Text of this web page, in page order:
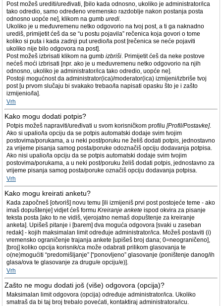
Post možeš urediti/uređivati, [bilo kada odnosno, ukoliko je administrator/ica
tako odredio, samo određeno vremensko razdoblje nakon postanja posta
odnosno uopće ne], klikom na gumb uredi.
Ukoliko je u međuvremenu netko odgovorio na tvoj post, a ti ga naknadno
urediš, primijetit ćeš da se “u postu pojavila” rečenica koja govori o tome
koliko si puta i kada zadnji put uredio/la post [rečenica se neće pojaviti
ukoliko nije bilo odgovora na post].
Post možeš izbrisati klikom na gumb izbriši. Primijetit ćeš da neke postove
nećeš moći izbrisati [npr. ako je u međuvremenu netko odgovorio na njih
odnosno, ukoliko je administrator/ica tako odredio, uopće ne].
Postoji mogućnost da administrator(ica)/moderator(ica) izmijeni/izbriše tvoj
post [u prvom slučaju bi svakako trebao/la napisati opasku što je i zašto
izmijenio/la].
Vrh
Kako mogu dodati potpis?
Potpis možeš napraviti/uređivati u svom korisničkom profilu [Profil/Postavke].
Ako si upalio/la opciju da se potpis automatski dodaje svim tvojim
postovima/porukama, a u neki post/poruku ne želiš dodati potpis, jednostavno
za vrijeme pisanja samog posta/poruke odoznačiš opciju dodavanja potpisa.
Ako nisi upalio/la opciju da se potpis automatski dodaje svim tvojim
postovima/porukama, a u neki post/poruku želiš dodati potpis, jednostavno za
vrijeme pisanja samog posta/poruke označiš opciju dodavanja potpisa.
Vrh
Kako mogu kreirati anketu?
Kada započneš [otvoriš] novu temu [ili izmijeniš prvi post postojeće teme - ako
imaš dopuštenje] vidjet ćeš formu Kreiranje ankete ispod okvira za pisanje
teksta posta [ako to ne vidiš, vjerojatno nemaš dopuštenje za kreiranje
anketa]. Upišeš pitanje i [barem] dva moguća odgovora [svaki u zaseban
redak] - kojih maksimalan limit određuje administrator/ica. Možeš postaviti (i)
vremensko ograničenje trajanja ankete [upišeš broj dana; 0=neograničeno],
[broj] koliko opcija korisnik/ca može odabrati prilikom glasovanja te
o(ne)mogućiti “predomišljanje” [“ponovljeno” glasovanje (poništenje danog/ih
glasa/ova te glasovanje za drugu/e opciju/e)].
Vrh
Zašto ne mogu dodati još (više) odgovora (opcija)?
Maksimalan limit odgovora (opcija) određuje administrator/ica. Ukoliko
smatraš da bi taj broj trebalo povećati, kontaktiraj administratora/icu.